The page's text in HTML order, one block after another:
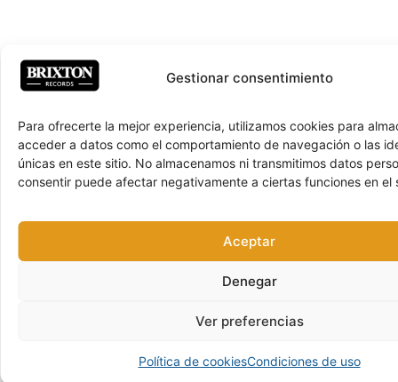
Gestionar consentimiento
Para ofrecerte la mejor experiencia, utilizamos cookies para
acceder a datos como el comportamiento de navegación o las
únicas en este sitio. No almacenamos ni transmitimos datos
consentir puede afectar negativamente a ciertas funciones en el
Aceptar
Denegar
Ver preferencias
Política de cookiesCondiciones de uso